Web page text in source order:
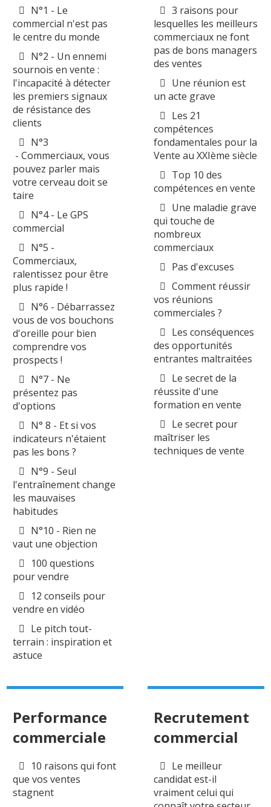
N°1 - Le
commercial n'est pas
le centre du monde
N°2 - Un ennemi
sournois en vente :
l'incapacité à détecter
les premiers signaux
de résistance des
clients
N°3
- Commerciaux, vous
pouvez parler mais
votre cerveau doit se
taire
N°4 - Le GPS
commercial
N°5 -
Commerciaux,
ralentissez pour être
plus rapide !
N°6 - Débarrassez
vous de vos bouchons
d'oreille pour bien
comprendre vos
prospects !
N°7 - Ne
présentez pas
d'options
N° 8 - Et si vos
indicateurs n'étaient
pas les bons ?
N°9 - Seul
l'entraînement change
les mauvaises
habitudes
N°10 - Rien ne
vaut une objection
100 questions
pour vendre
12 conseils pour
vendre en vidéo
Le pitch tout-
terrain : inspiration et
astuce
3 raisons pour
lesquelles les meilleurs
commerciaux ne font
pas de bons managers
des ventes
Une réunion est
un acte grave
Les 21
compétences
fondamentales pour la
Vente au XXIème siècle
Top 10 des
compétences en vente
Une maladie grave
qui touche de
nombreux
commerciaux
Pas d'excuses
Comment réussir
vos réunions
commerciales ?
Les conséquences
des opportunités
entrantes maltraitées
Le secret de la
réussite d'une
formation en vente
Le secret pour
maîtriser les
techniques de vente
Performance
commerciale
10 raisons qui font
que vos ventes
stagnent
Recrutement
commercial
Le meilleur
candidat est-il
vraiment celui qui